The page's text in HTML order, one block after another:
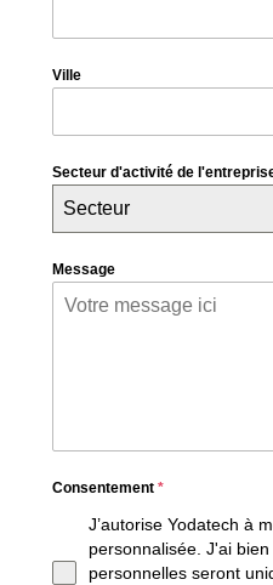
Ville
Secteur d'activité de
Secteur
Message
Consentement *
J’autorise Yodatech à
personnalisée. J'ai
personnelles seront